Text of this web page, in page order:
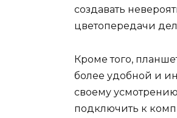
создавать
цветопередачи
Кроме того,
более удобной и
своему
подключить к